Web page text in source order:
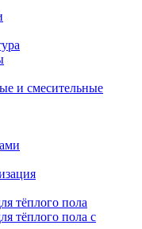
и смесительные
тёплого пола
тёплого пола с